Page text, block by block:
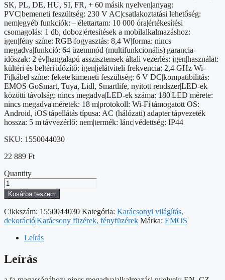
SK, PL, DE, HU, SI, FR, + 60 másik nyelven|anyag:
PVC|bemeneti feszültség: 230 V AC|csatlakoztatási lehetőség:
nem|egyéb funkciók: –|élettartam: 10 000 óra|értékesítési
csomagolás: 1 db, doboz|értesítések a mobilalkalmazáshoz:
igen|fény színe: RGB|fogyasztás: 8,4 W|forma: nincs
megadva|funkció: 64 üzemmód (multifunkcionális)|garancia-
időszak: 2 év|hangalapú asszisztensek általi vezérlés: igen|használat:
kültéri és beltéri|időzítő: igen|jelátviteli frekvencia: 2,4 GHz Wi-
Fi|kábel színe: fekete|kimeneti feszültség: 6 V DC|kompatibilitás:
EMOS GoSmart, Tuya, Lidl, Smartlife, nyitott rendszer|LED-ek
közötti távolság: nincs megadva|LED-ek száma: 180|LED mérete:
nincs megadva|méretek: 18 m|protokoll: Wi-Fi|támogatott OS:
Android, iOS|tápellátás típusa: AC (hálózati) adapter|tápvezeték
hossza: 5 m|távvezérlő: nem|termék: lánc|védettség: IP44
SKU: 1550044030
22 889 Ft
Quantity
GoSmart
LED
karácsonyi
fényfüzér,
18m,
kültéri
RGB,
programokkal,
Kosárba teszem
Cikkszám: 1550044030 Kategória: Karácsonyi világítás,
dekoráció|Karácsony füzérek, fényfüzérek Márka: EMOS
Leírás
Leírás